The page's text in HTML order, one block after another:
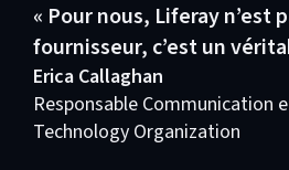
« Pour nous, Liferay n’est
fournisseur, c’est un
Erica Callaghan
Responsable Communication
Technology Organization